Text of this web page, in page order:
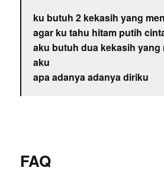
ku butuh 2 kekasih yang
agar ku tahu hitam putih
aku butuh dua kekasih yang
aku
apa adanya adanya diriku
FAQ